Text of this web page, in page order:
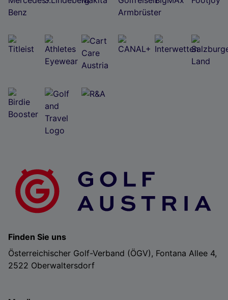
Finden Sie uns
Österreichischer Golf-Verband (ÖGV), Fontana Allee 4,
2522 Oberwaltersdorf